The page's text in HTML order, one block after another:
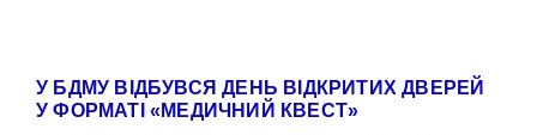
У БДМУ ВІДБУВСЯ ДЕНЬ ВІДКРИТИХ ДВЕРЕЙ
У ФОРМАТІ «МЕДИЧНИЙ КВЕСТ»